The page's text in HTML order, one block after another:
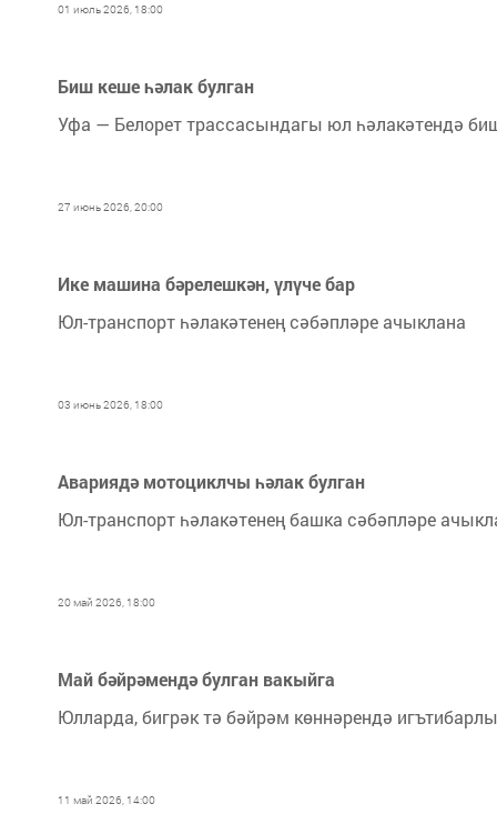
01 июль 2026, 18:00
Биш кеше һәлак булган
Уфа — Белорет трассасындагы юл һәлакәтендә
27 июнь 2026, 20:00
Ике машина бәрелешкән, үлүче бар
Юл-транспорт һәлакәтенең сәбәпләре ачыклана
03 июнь 2026, 18:00
Авариядә мотоциклчы һәлак булган
Юл-транспорт һәлакәтенең башка сәбәпләре
20 май 2026, 18:00
Май бәйрәмендә булган вакыйга
Юлларда, бигрәк тә бәйрәм көннәрендә
11 май 2026, 14:00